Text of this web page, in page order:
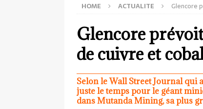
HOME ACTUALITE Glencore
Glencore
de cuivre et
Selon le Wall Street Journal qui
juste le temps pour le géant
dans Mutanda Mining, sa plus